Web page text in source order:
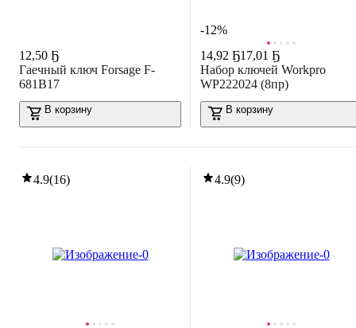
12,50 Ҕ
Гаечный ключ Forsage F-
681B17
В корзину
-12%
14,92 Ҕ17,01 Ҕ
Набор ключей Workpro
WP222024 (8пр)
В корзину
4.9(16) 4.9(9)